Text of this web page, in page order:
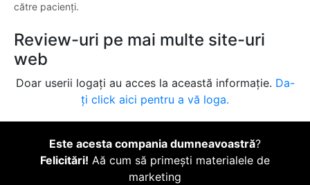
către pacienți.
Review-uri pe mai multe site-uri
web
Doar userii logați au acces la această informație. Da-
ți click aici pentru a vă loga.
Este acesta compania dumneavoastră?
Felicitări! Aă cum să primești materialele de
marketing